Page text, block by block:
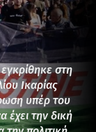
στη
Ικαρίας
υπέρ του
έχει την δική